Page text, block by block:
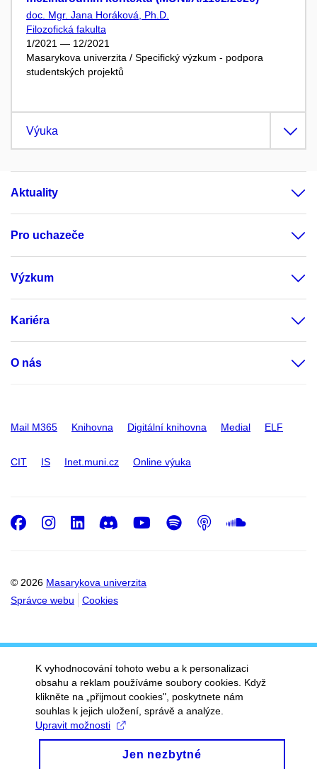
doc. Mgr. Jana Horáková, Ph.D.
Filozofická fakulta
1/2021 — 12/2021
Masarykova univerzita / Specifický výzkum - podpora
studentských projektů
Výuka
Aktuality
Pro uchazeče
Výzkum
Kariéra
O nás
Mail M365 Knihovna Digitální knihovna Medial ELF
CIT IS Inet.muni.cz Online výuka
© 2026 Masarykova univerzita
Správce webu
Cookies
Facebook
Instagram
LinkedIn
DiscordYoutube
Spotify
Podcast
K vyhodnocování tohoto webu a k personalizaci
obsahu a reklam používáme soubory cookies. Když
klikněte na „přijmout cookies", poskytnete nám
souhlas k jejich uložení, správě a analýze.
Upravit možnosti
Jen nezbytné